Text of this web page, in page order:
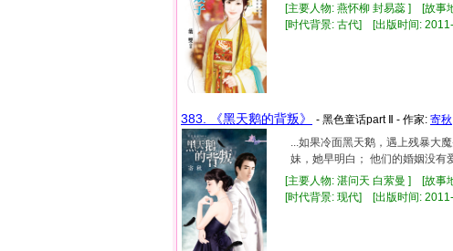
[主要人物: 燕怀柳 封易蕊 ] [故事
[时代背景: 古代] [出版时间:
383. 《黑天鹅的背叛》 - 黑色童话part Ⅱ - 作家: 寄秋
...如果冷面黑天鹅，遇上残暴大
妹，她早明白； 他们的婚姻没有
[主要人物: 湛问天 白萦曼 ] [故事
[时代背景: 现代] [出版时间: